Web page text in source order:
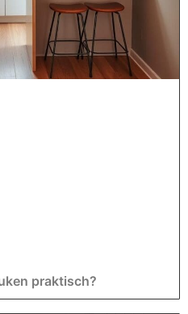
praktisch?